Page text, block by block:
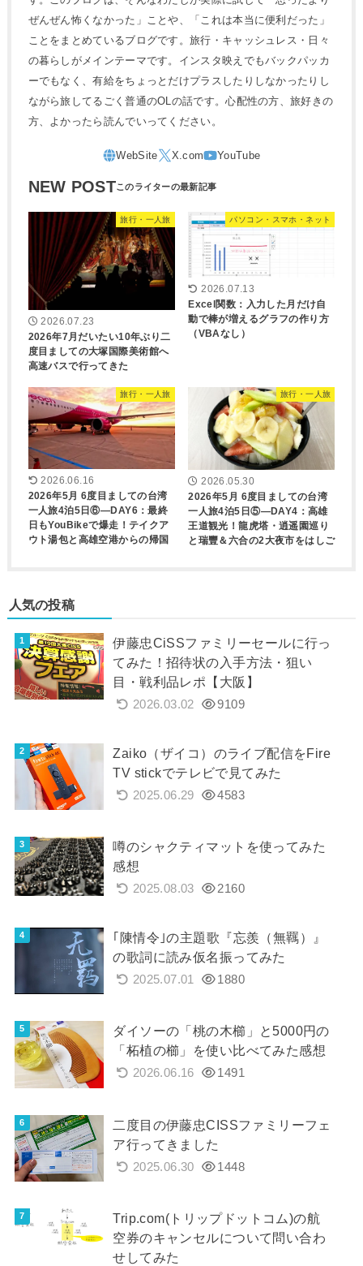
ぜんぜん怖くなかった」ことや、「これは本当に便利だった」
ことをまとめているブログです。旅行・キャッシュレス・日々
の暮らしがメインテーマです。インスタ映えでもバックパッカ
ーでもなく、有給をちょっとだけプラスしたりしなかったりし
ながら旅してるごく普通のOLの話です。心配性の方、旅好きの
方、よかったら読んでいってください。
NEW POST
旅行・一人旅
2026.07.23
2026年7月だいたい10年ぶり二
度目ましての大塚国際美術館へ
高速バスで行ってきた
パソコン・スマホ・ネット
2026.07.13
Excel関数：入力した月だけ自
動で棒が増えるグラフの作り方
（VBAなし）
旅行・一人旅
2026.06.16
2026年5月 6度目ましての台湾
一人旅4泊5日⑥―DAY6：最終
日もYouBikeで爆走！テイクア
ウト湯包と高雄空港からの帰国
旅行・一人旅
2026.05.30
2026年5月 6度目ましての台湾
一人旅4泊5日⑤―DAY4：高雄
王道観光！龍虎塔・逍遥園巡り
と瑞豐＆六合の2大夜市をはしご
人気の投稿
伊藤忠CiSSファミリーセールに行っ
てみた！招待状の入手方法・狙い
目・戦利品レポ【大阪】
2026.03.02 9109
Zaiko（ザイコ）のライブ配信をFire
TV stickでテレビで見てみた
2025.06.29 4583
噂のシャクティマットを使ってみた
感想
2025.08.03 2160
｢陳情令｣の主題歌『忘羨（無羈）』
の歌詞に読み仮名振ってみた
2025.07.01 1880
ダイソーの「桃の木櫛」と5000円の
「柘植の櫛」を使い比べてみた感想
2026.06.16 1491
二度目の伊藤忠CISSファミリーフェ
ア行ってきました
2025.06.30 1448
Trip.com(トリップドットコム)の航
空券のキャンセルについて問い合わ
せしてみた